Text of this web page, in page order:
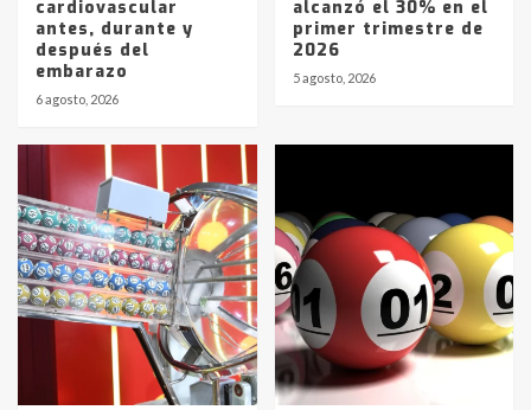
cardiovascular
antes, durante y
después del
embarazo
6 agosto, 2026
alcanzó el 30% en el
primer trimestre de
2026
5 agosto, 2026